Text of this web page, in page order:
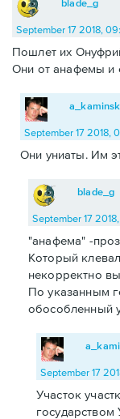
blade_g
September 17 2018,
Пошлет их
Они от анафемы и
September 17 2018,
Они униаты. Им
blade_g
September 17
"анафема" -
Который
некорректно
По указанным
обособленный
September 17
Участок